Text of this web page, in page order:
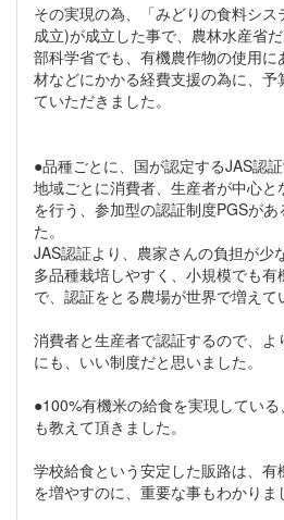
その実現の為、「みどりの食料シ
成立)が成立した事で、農林水産省
部科学省でも、有機農作物の使用に
材などにかかる経費支援の為に、予
ていただきました。
●品種ごとに、国が認定するJAS認証
地域ごとに消費者、生産者が中心
を行う、参加型の認証制度PGSが
た。
JAS認証より、農家さんの負担が少
多品種栽培しやすく、小規模でも
で、認証をとる農場が世界で増えて
消費者と生産者で認証するので、よ
にも、いい制度だと思いました。
●100%有機米の給食を実現してい
も教えて頂きました。
学校給食という安定した販路は、
を増やすのに、重要な事もわかりま